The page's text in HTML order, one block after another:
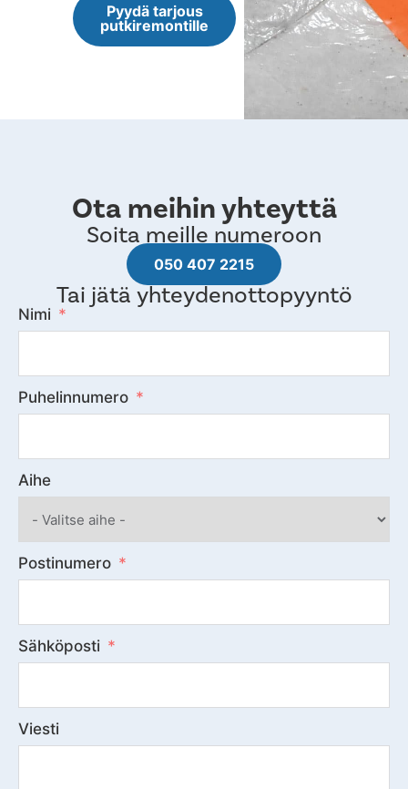
Pyydä tarjous
putkiremontille
Ota meihin yhteyttä
Soita meille numeroon
050 407 2215
Tai jätä yhteydenottopyyntö
Nimi
Puhelinnumero
Aihe
Postinumero
Sähköposti
Viesti